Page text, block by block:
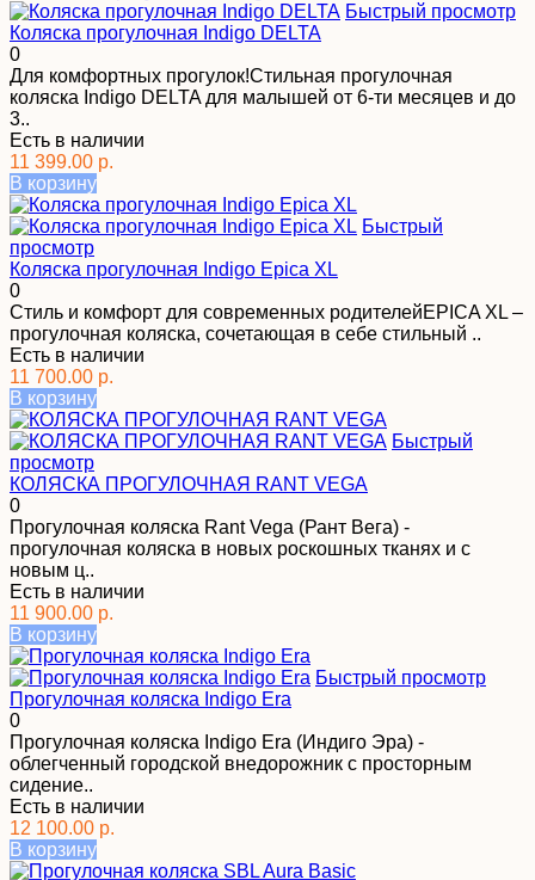
Быстрый просмотр
Коляска прогулочная Indigo DELTA
0
Для комфортных прогулок!Стильная прогулочная
коляска Indigo DELTA для малышей от 6-ти месяцев и до
3..
Есть в наличии
11 399.00 р.
В корзину
Быстрый
просмотр
Коляска прогулочная Indigo Epica XL
0
Стиль и комфорт для современных родителейEPICA XL –
прогулочная коляска, сочетающая в себе стильный ..
Есть в наличии
11 700.00 р.
В корзину
Быстрый
просмотр
КОЛЯСКА ПРОГУЛОЧНАЯ RANT VEGA
0
Прогулочная коляска Rant Vega (Рант Вега) -
прогулочная коляска в новых роскошных тканях и с
новым ц..
Есть в наличии
11 900.00 р.
В корзину
Быстрый просмотр
Прогулочная коляска Indigo Era
0
Прогулочная коляска Indigo Era (Индиго Эра) -
облегченный городской внедорожник с просторным
сидение..
Есть в наличии
12 100.00 р.
В корзину